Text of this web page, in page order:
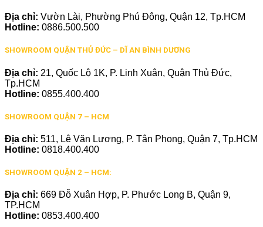
Địa chỉ: Vườn Lài, Phường Phú Đông, Quận 12, Tp.HCM
Hotline: 0886.500.500
SHOWROOM QUẬN THỦ ĐỨC – DĨ AN BÌNH DƯƠNG
Địa chỉ: 21, Quốc Lộ 1K, P. Linh Xuân, Quận Thủ Đức,
Tp.HCM
Hotline: 0855.400.400
SHOWROOM QUẬN 7 – HCM
Địa chỉ: 511, Lê Văn Lương, P. Tân Phong, Quận 7, Tp.HCM
Hotline: 0818.400.400
SHOWROOM QUẬN 2 – HCM:
Địa chỉ: 669 Đỗ Xuân Hợp, P. Phước Long B, Quận 9,
TP.HCM
Hotline: 0853.400.400